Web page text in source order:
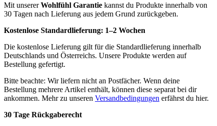
Mit unsererWohlfühl Garantie kannst du Produkte innerhalb von
30 Tagen nach Lieferung aus jedem Grund zurückgeben.
Kostenlose Standardlieferung: 1–2 Wochen
Die kostenlose Lieferung gilt für die Standardlieferung innerhalb
Deutschlands und Österreichs. Unsere Produkte werden auf
Bestellung gefertigt.
Bitte beachte: Wir liefern nicht an Postfächer. Wenn deine
Bestellung mehrere Artikel enthält, können diese separat bei dir
ankommen. Mehr zu unseren Versandbedingungen erfährst du hier.
30 Tage Rückgaberecht